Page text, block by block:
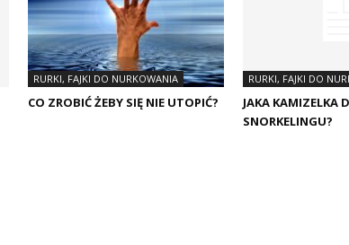
RURKI, FAJKI DO NURKOWANIA
CO ZROBIĆ ŻEBY SIĘ NIE UTOPIĆ?
RURKI, FAJKI DO
JAKA KAMIZELKA
SNORKELINGU?